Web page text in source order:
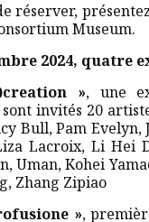
réserver,
Museum.
2024, quatre
», une
invités 20
Bull, Pam
Lacroix, Li Hei
Uman, Kohei
Zhang Zipiao
»,